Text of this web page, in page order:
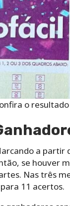
o
a partir
se houver
Nas três
11 acertos.